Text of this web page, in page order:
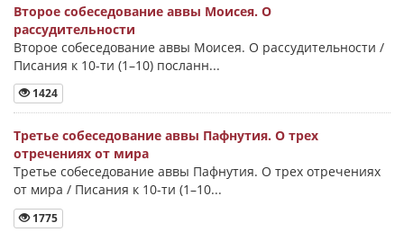
Второе собеседование аввы Моисея. О
рассудительности
Второе собеседование аввы Моисея. О рассудительности /
Писания к 10-ти (1–10) посланн...
1424
Третье собеседование аввы Пафнутия. О трех
отречениях от мира
Третье собеседование аввы Пафнутия. О трех отречениях
от мира / Писания к 10-ти (1–10...
1775